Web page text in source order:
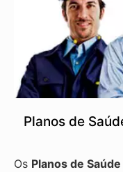
Planos de
Os Planos de